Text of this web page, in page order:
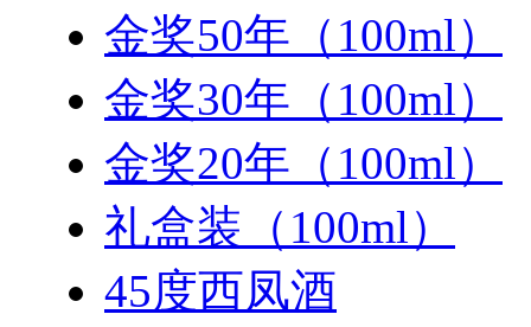
金奖50年（100ml）
金奖30年（100ml）
金奖20年（100ml）
礼盒装（100ml）
45度西凤酒